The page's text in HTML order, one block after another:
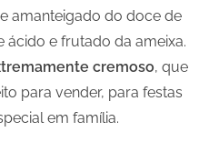
amanteigado do doce de
e frutado da ameixa.
cremoso, que
para vender, para festas
em família.